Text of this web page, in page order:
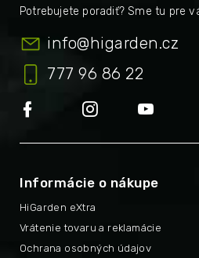
info@higarden.cz
777 96 86 22
Informácie o nákupe
HiGarden eXtra
Vrátenie tovaru a reklamácie
Ochrana osobných údajov